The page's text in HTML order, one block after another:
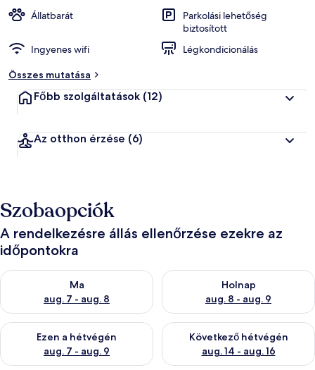
Állatbarát
Parkolási lehetőség
biztosított
Ingyenes wifi
Légkondicionálás
Összes mutatása
Főbb szolgáltatások (12)
Az otthon érzése (6)
Szobaopciók
A rendelkezésre állás ellenőrzése ezekre az
időpontokra
Ma
aug. 7 - aug. 8
A ma esti rendelkezésre állás ellenőrzése: aug. 7 - aug. 8
Holnap
aug. 8 - aug. 9
A holnapi rendelkezésre állás
Ezen a hétvégén
aug. 7 - aug. 9
A mostani hétvégi rendelkezésre állás ellenőrzése: aug. 7 -
Következő hétvégén
aug. 14 - aug. 16
A következő hétvégi